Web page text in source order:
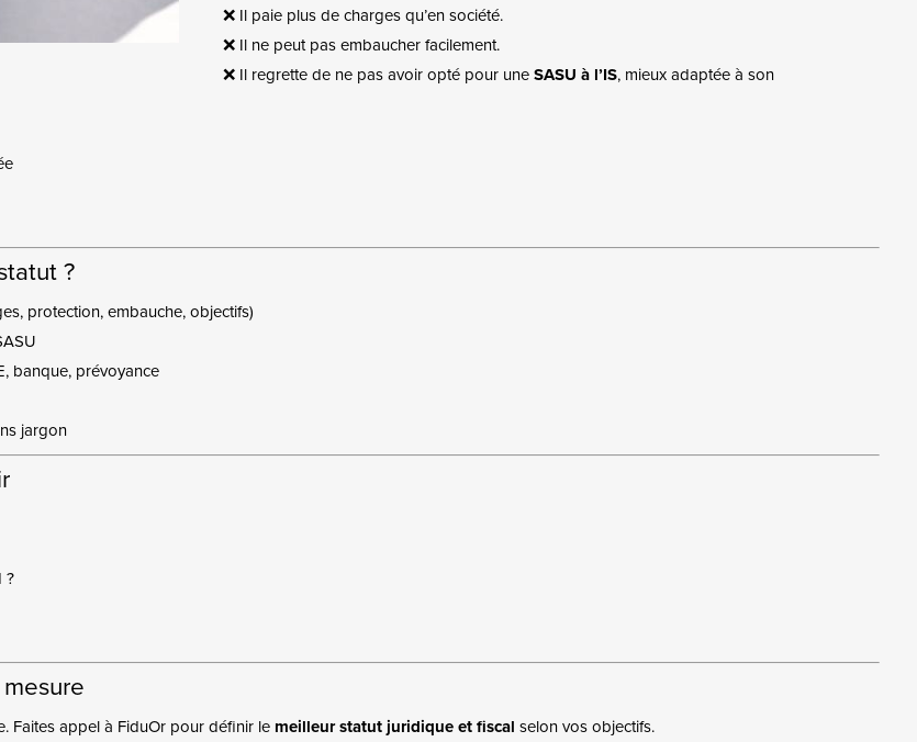
❌ Il paie plus de charges qu’en société.
❌ Il ne peut pas embaucher facilement.
❌ Il regrette de ne pas avoir opté pour uneSASU à l’IS, mieux adaptée à son
?
protection, embauche, objectifs)
banque, prévoyance
jargon
?
Faites appel à FiduOr pour définir le meilleur statut juridique et fiscal selon vos objectifs.